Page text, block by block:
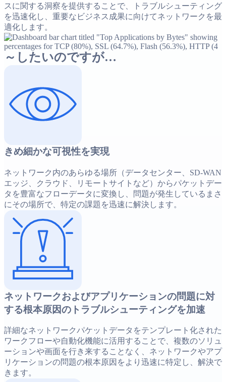
スに関する洞察を提供することで、トラブルシューティング
を迅速化し、重要なビジネス成果に向けてネットワークを最
適化します。
～したいのですが…
きめ細かな可視性を実現
ネットワーク内のあらゆる場所（データセンター、SD-WAN
エッジ、クラウド、リモートサイトなど）からパケットデー
タを豊富なフローデータに変換し、問題が発生しているまさ
にその場所で、特定の課題を迅速に解決します。
ネットワークおよびアプリケーションの問題に対
する根本原因のトラブルシューティングを加速
詳細なネットワークパケットデータをテンプレート化された
ワークフローや自動化機能に活用することで、複数のソリュ
ーションや画面を行き来することなく、ネットワークやアプ
リケーションの問題の根本原因をより迅速に特定し、解決で
きます。